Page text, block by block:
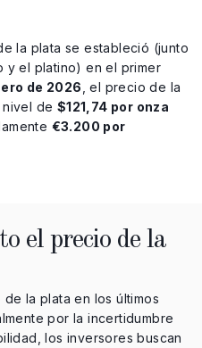
la plata se estableció (junto
el platino) en el primer
de 2026 , el precio de la
de $121,74 por onza
€3.200 por
el precio de la
la plata en los últimos
por la incertidumbre
los inversores buscan